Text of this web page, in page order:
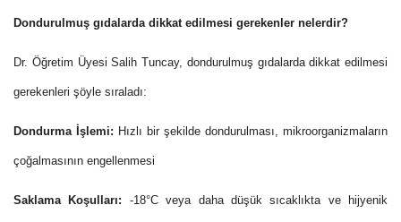
Dondurulmuş gıdalarda dikkat edilmesi gerekenler nelerdir?
Dr. Öğretim Üyesi Salih Tuncay, dondurulmuş gıdalarda dikkat edilmesi
gerekenleri şöyle sıraladı:
Dondurma İşlemi: Hızlı bir şekilde dondurulması, mikroorganizmaların
çoğalmasının engellenmesi
Saklama Koşulları: -18°C veya daha düşük sıcaklıkta ve hijyenik